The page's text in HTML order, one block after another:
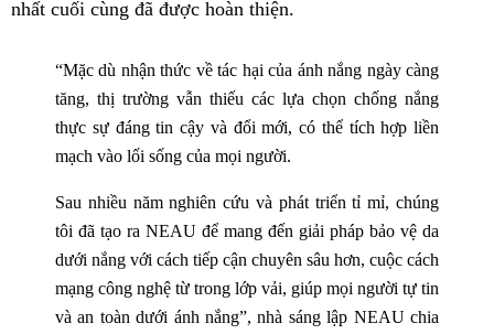
nhất cuối cùng đã được hoàn thiện.
“Mặc dù nhận thức về tác hại của ánh nắng ngày càng
tăng, thị trường vẫn thiếu các lựa chọn chống nắng
thực sự đáng tin cậy và đổi mới, có thể tích hợp liền
mạch vào lối sống của mọi người.
Sau nhiều năm nghiên cứu và phát triển tỉ mỉ, chúng
tôi đã tạo ra NEAU để mang đến giải pháp bảo vệ da
dưới nắng với cách tiếp cận chuyên sâu hơn, cuộc cách
mạng công nghệ từ trong lớp vải, giúp mọi người tự tin
và an toàn dưới ánh nắng”, nhà sáng lập NEAU chia